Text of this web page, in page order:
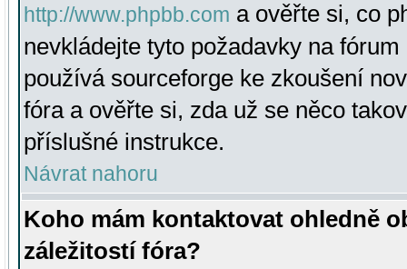
http://www.phpbb.com a ověřte si, co
nevkládejte tyto požadavky na
používá sourceforge ke zkoušení
fóra a ověřte si, zda už se něco
příslušné instrukce.
Návrat nahoru
Koho mám kontaktovat ohledně
záležitostí fóra?